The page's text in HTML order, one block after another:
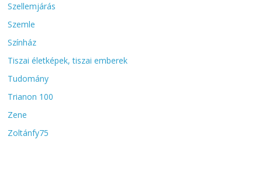
Szellemjárás
Szemle
Színház
Tiszai életképek, tiszai emberek
Tudomány
Trianon 100
Zene
Zoltánfy75